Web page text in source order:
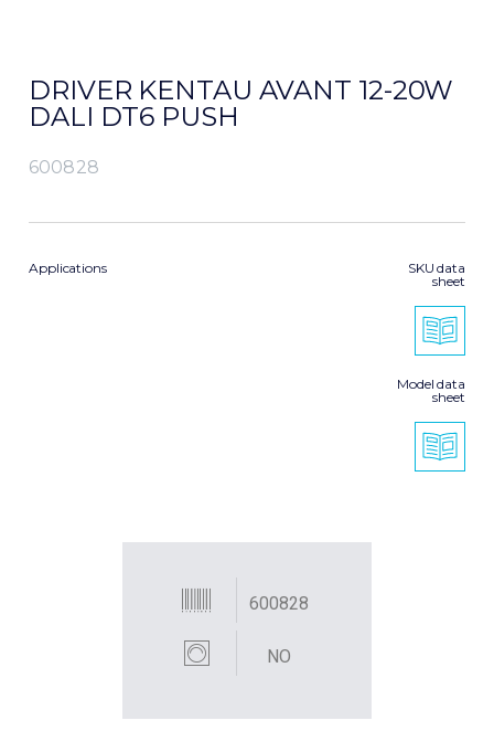
DRIVER KENTAU AVANT 12-20W
DALI DT6 PUSH
600828
Applications
SKU data
sheet
Model data
sheet
600828
NO